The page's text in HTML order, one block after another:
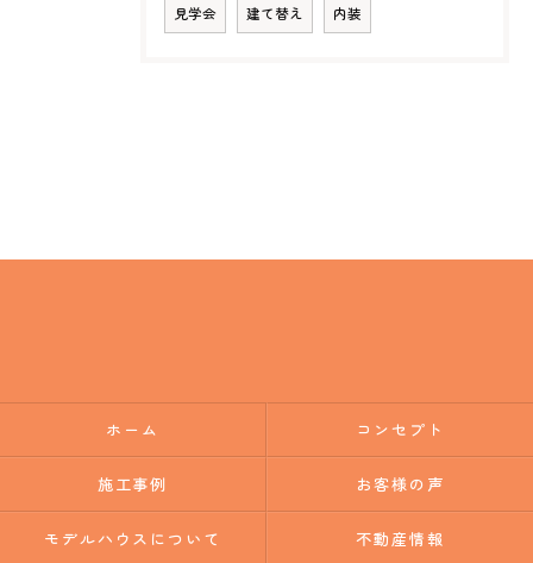
見学会 建て替え 内装
ホーム コンセプト
施工事例 お客様の声
モデルハウスについて 不動産情報